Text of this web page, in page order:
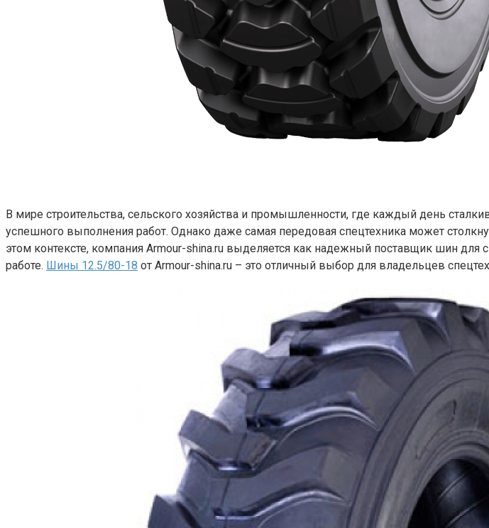
В мире строительства, сельского хозяйства и промышленности, где каждый день
успешного выполнения работ. Однако даже самая передовая спецтехника может
этом контексте, компания Armour-shina.ru выделяется как надежный поставщик шин для
работе. Шины 12.5/80-18 от Armour-shina.ru – это отличный выбор для владельцев